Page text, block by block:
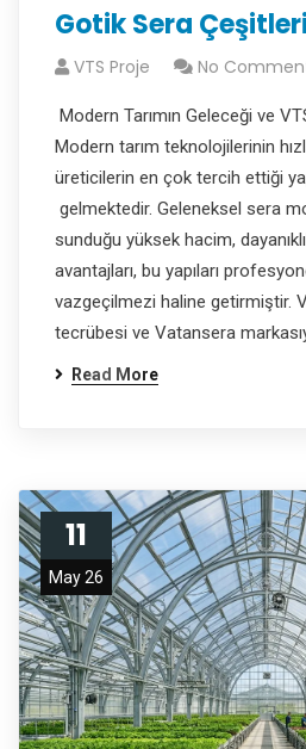
Gotik Sera Çeşitleri
VTS Proje No
Modern Tarımın Geleceği ve
Modern tarım teknolojilerinin
üreticilerin en çok tercih ettiği
gelmektedir. Geleneksel sera
sunduğu yüksek hacim,
avantajları, bu yapıları
vazgeçilmezi haline getirmiştir.
tecrübesi ve Vatansera
Read More
11
May 26